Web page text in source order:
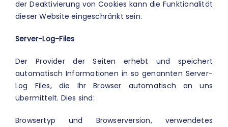
der Deaktivierung von Cookies kann die Funktionalität
dieser Website eingeschränkt sein.
Server-Log-Files
Der Provider der Seiten erhebt und speichert
automatisch Informationen in so genannten Server-
Log Files, die Ihr Browser automatisch an uns
übermittelt. Dies sind:
Browsertyp und Browserversion, verwendetes